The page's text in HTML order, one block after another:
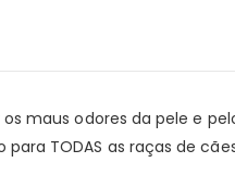
maus odores da pele e
para TODAS as raças de